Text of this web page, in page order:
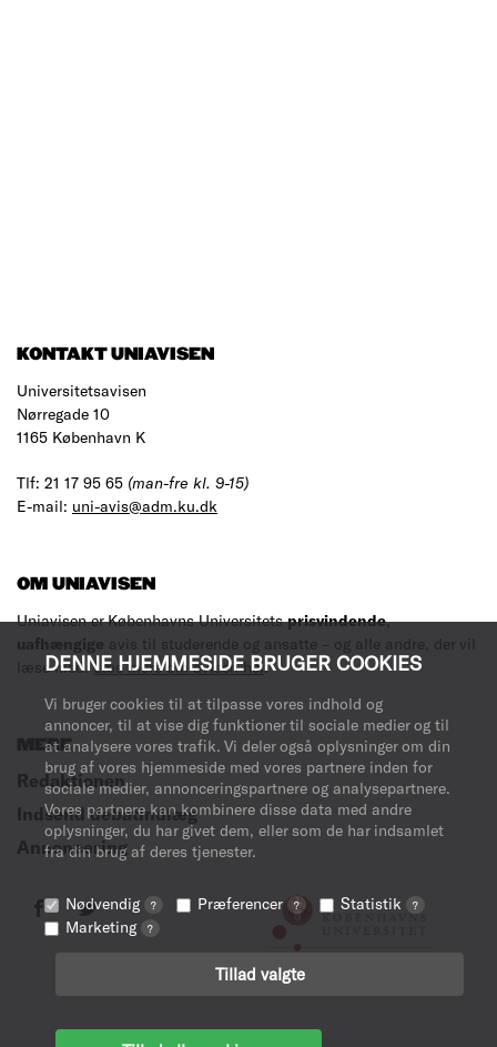
DENNE HJEMMESIDE BRUGER COOKIES
Vi bruger cookies til at tilpasse vores indhold og
annoncer, til at vise dig funktioner til sociale medier og til
at analysere vores trafik. Vi deler også oplysninger om din
brug af vores hjemmeside med vores partnere inden for
sociale medier, annonceringspartnere og analysepartnere.
Vores partnere kan kombinere disse data med andre
oplysninger, du har givet dem, eller som de har indsamlet
fra din brug af deres tjenester.
Nødvendig ? Præferencer ? Statistik ?
Marketing ?
Tillad valgte
KONTAKT UNIAVISEN
Universitetsavisen
Nørregade 10
1165 København K
Tlf: 21 17 95 65 (man-fre kl. 9-15)
E-mail: uni-avis@adm.ku.dk
OM UNIAVISEN
Uniavisen er Københavns Universitetsprisvindende,
uafhængige avis til studerende og ansatte – og alle andre, der vil
læse med.Læs mere om avisen her.
MERE
Redaktionen
Indsend debatindlæg
Annoncering